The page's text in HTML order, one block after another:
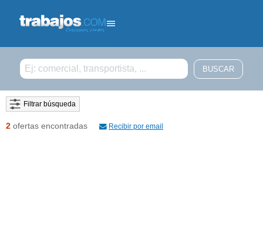
Filtrar búsqueda
2 ofertas encontradas Recibir por email